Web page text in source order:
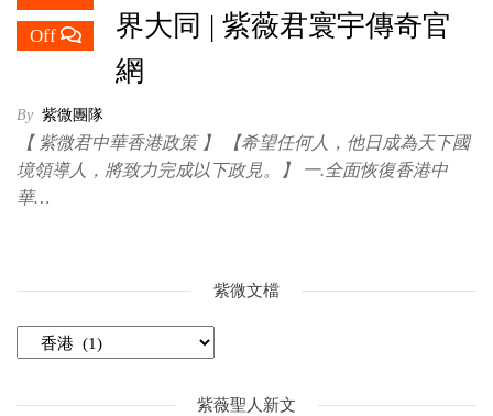
Off
界大同 | 紫薇君寰宇傳奇官
網
By 紫微團隊
【 紫微君中華香港政策 】 【希望任何人，他日成為天下國
境領導人，將致力完成以下政見。】 一.全面恢復香港中
華…
紫微文檔
紫薇聖人新文